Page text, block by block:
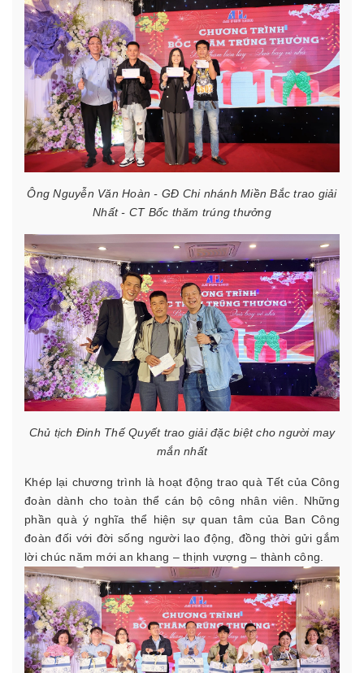
Ông Nguyễn Văn Hoàn - GĐ Chi nhánh Miền Bắc trao giải
Nhất - CT Bốc thăm trúng thưởng
Chủ tịch Đinh Thế Quyết trao giải đặc biệt cho người may
mắn nhất
Khép lại chương trình là hoạt động trao quà Tết của Công
đoàn dành cho toàn thể cán bộ công nhân viên. Những
phần quà ý nghĩa thể hiện sự quan tâm của Ban Công
đoàn đối với đời sống người lao động, đồng thời gửi gắm
lời chúc năm mới an khang – thịnh vượng – thành công.